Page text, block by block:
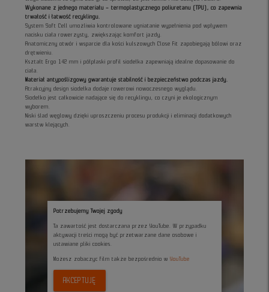
Wykonane z jednego materiału – termoplastycznego poliuretanu (TPU), co zapewnia
trwałość i łatwość recyklingu.
System Soft Cell umożliwia kontrolowane ugniatanie wypełnienia pod wpływem
nacisku ciała rowerzysty, zwiększając komfort jazdy.
Anatomiczny otwór i wsparcie dla kości kulszowych Close Fit zapobiegają bólowi oraz
drętwieniu.
Kształt Ergo 142 mm i półpłaski profil siodełka zapewniają idealne dopasowanie do
ciała.
Materiał antypoślizgowy gwarantuje stabilność i bezpieczeństwo podczas jazdy.
Atrakcyjny design siodełka dodaje rowerowi nowoczesnego wyglądu.
Siodełko jest całkowicie nadające się do recyklingu, co czyni je ekologicznym
wyborem.
Niski ślad węglowy dzięki uproszczeniu procesu produkcji i eliminacji dodatkowych
warstw klejących.
Potrzebujemy Twojej zgody
Ta zawartość jest dostarczana przez YouTube. W przypadku
aktywacji treści mogą być przetwarzane dane osobowe i
ustawiane pliki cookies.
Możesz zobaczyc film także bezpośrednio w YouTube
AKCEPTUJĘ